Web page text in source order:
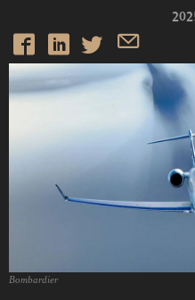
Bombardier